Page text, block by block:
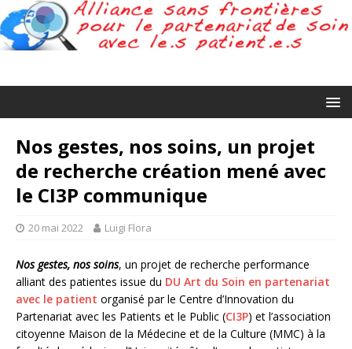
Nos gestes, nos soins, un projet
de recherche création mené avec
le CI3P communique
20 mai 2022 Luigi Flora
Nos gestes, nos soins, un projet de recherche performance
alliant des patientes issue du DU Art du Soin en partenariat
avec le patient organisé par le Centre d’Innovation du
Partenariat avec les Patients et le Public (CI3P) et l’association
citoyenne Maison de la Médecine et de la Culture (MMC) à la